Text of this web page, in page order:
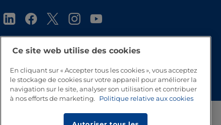
Haut de page
Ce site web utilise des cookies
En cliquant sur « Accepter tous les cookies », vous acceptez
le stockage de cookies sur votre appareil pour améliorer la
navigation sur le site, analyser son utilisation et contribuer
à nos efforts de marketing.
Politique relative aux cookies